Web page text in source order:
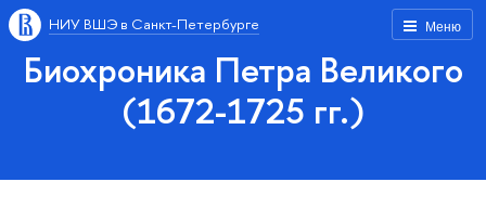
Меню
НИУ ВШЭ в Санкт-Петербурге
Биохроника Петра Великого
(1672-1725 гг.)